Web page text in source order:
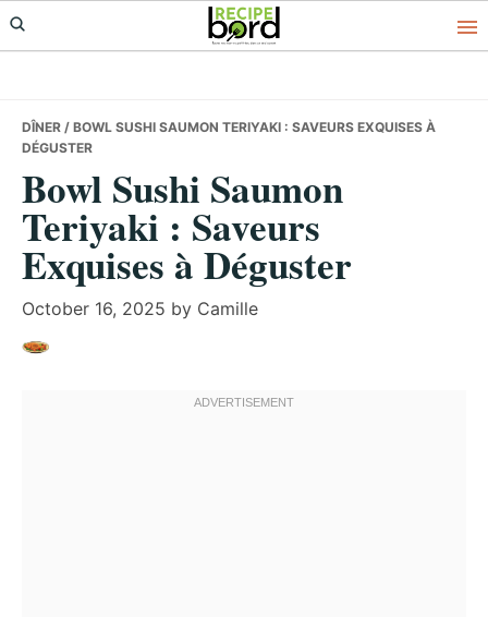
Skip
to
Skip
to
Skip
to
DÎNER / BOWL SUSHI SAUMON TERIYAKI : SAVEURS EXQUISES À
DÉGUSTER
Bowl Sushi Saumon
Teriyaki : Saveurs
Exquises à Déguster
October 16, 2025 by Camille